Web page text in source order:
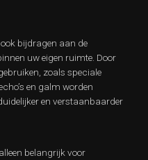
bijdragen aan de
uw eigen ruimte. Door
zoals speciale
en galm worden
en verstaanbaarder
belangrijk voor